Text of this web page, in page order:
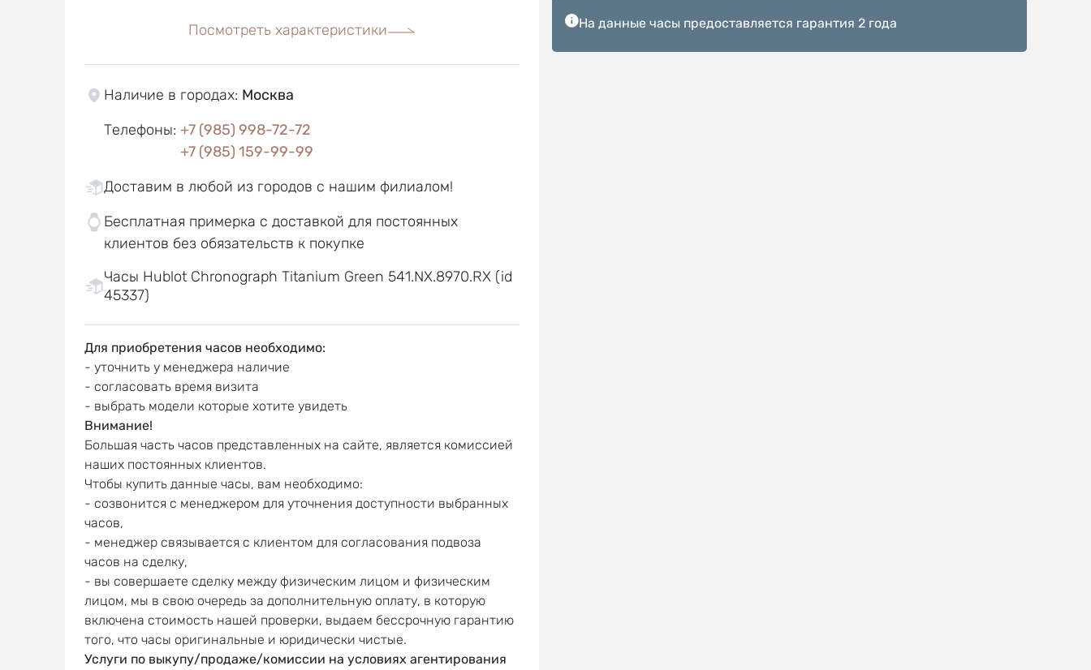
Посмотреть характеристики
Наличие в городах: Москва
Телефоны: +7 (985) 998-72-72
+7 (985) 159-99-99
Доставим в любой из городов с нашим филиалом!
Бесплатная примерка с доставкой для постоянных
клиентов без обязательств к покупке
Часы Hublot Chronograph Titanium Green 541.NX.8970.RX (id
45337)
Для приобретения часов необходимо:
- уточнить у менеджера наличие
- согласовать время визита
- выбрать модели которые хотите увидеть
Внимание!
Большая часть часов представленных на сайте, является комиссией
наших постоянных клиентов.
Чтобы купить данные часы, вам необходимо:
- созвонится с менеджером для уточнения доступности выбранных
часов,
- менеджер связывается с клиентом для согласования подвоза
часов на сделку,
- вы совершаете сделку между физическим лицом и физическим
лицом, мы в свою очередь за дополнительную оплату, в которую
включена стоимость нашей проверки, выдаем бессрочную гарантию
того, что часы оригинальные и юридически чистые.
Услуги по выкупу/продаже/комиссии на условиях агентирования
На данные часы предоставляется гарантия 2 года